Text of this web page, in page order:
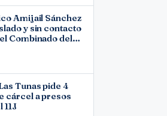
Amijail Sánchez
y sin contacto
Combinado del
Tunas pide 4
cárcel a presos
11J